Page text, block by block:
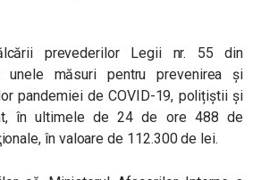
prevederilor Legii nr. 55 din
unele măsuri pentru prevenirea și
pandemiei de COVID-19, polițiștii și
în ultimele de 24 de ore 488 de
în valoare de 112.300 de lei.